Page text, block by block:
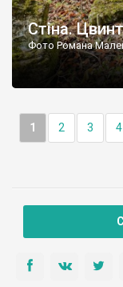
Стіна.
Фото Романа
1 2 3 4